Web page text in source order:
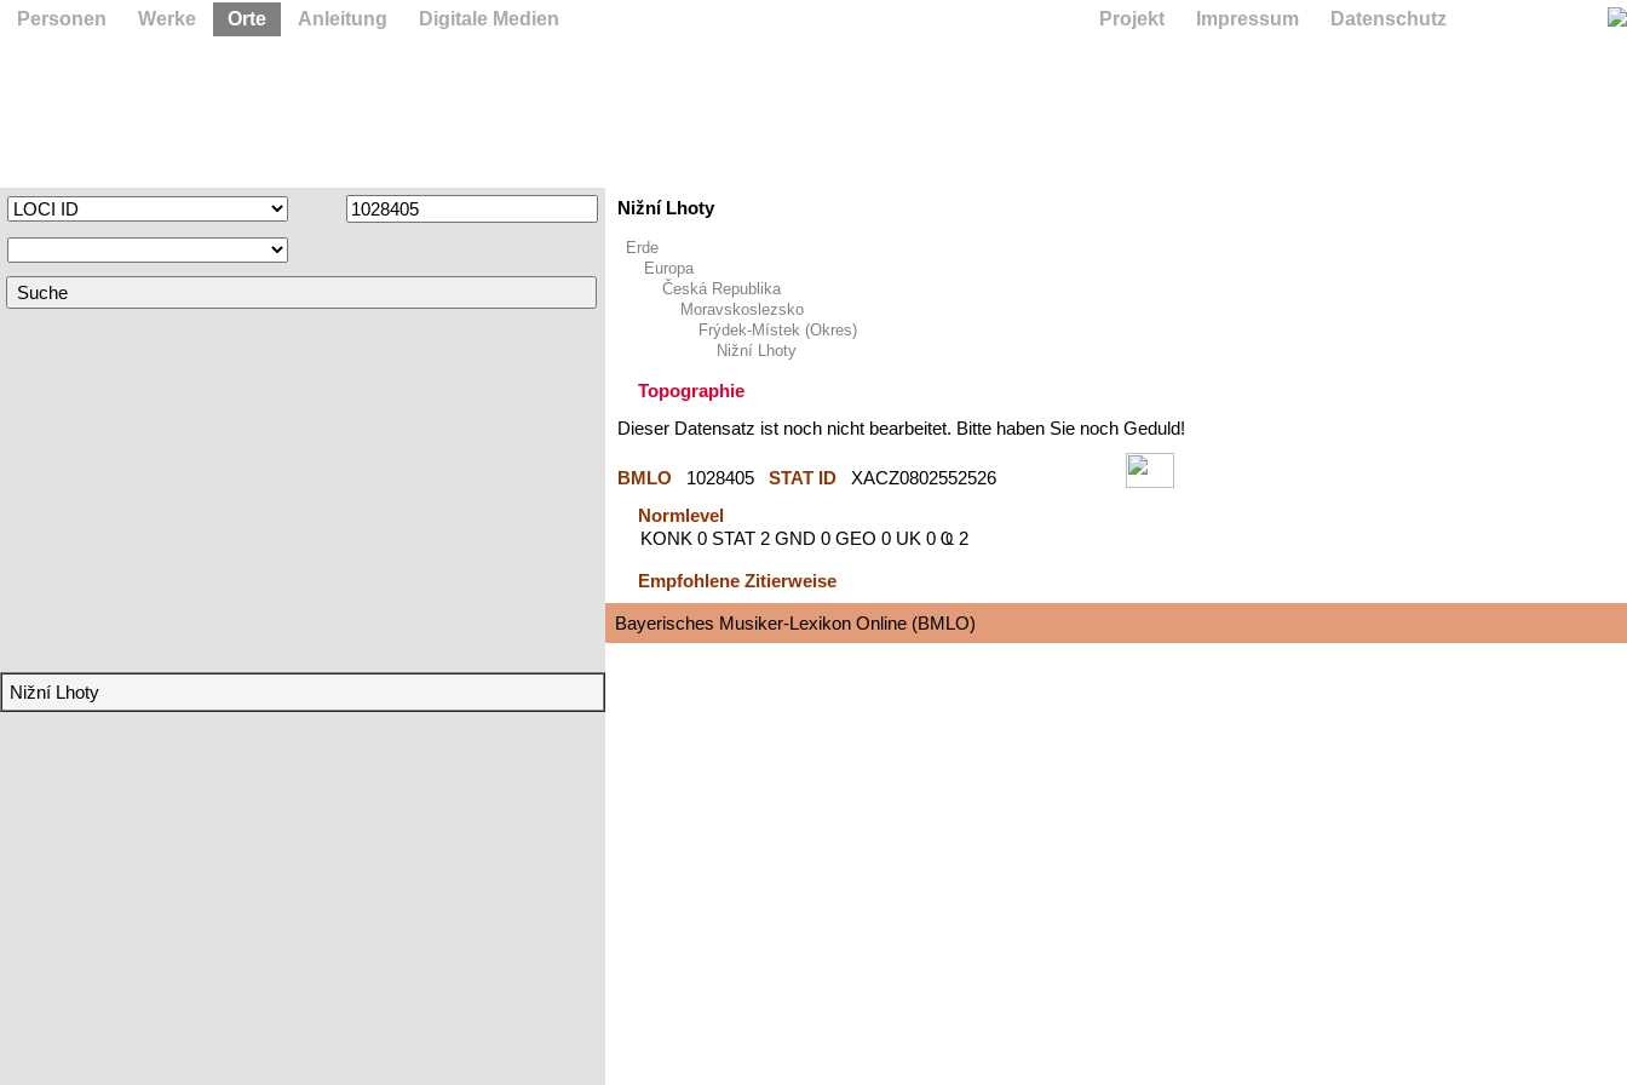
Nižní Lhoty
Nižní Lhoty
Erde
Europa
Česká Republika
Moravskoslezsko
Frýdek-Místek (Okres)
Nižní Lhoty
Topographie
Dieser Datensatz ist noch nicht bearbeitet. Bitte haben Sie noch Geduld!
BMLO 1028405 STAT ID
XACZ0802552526
Normlevel
KONK 0 STAT 2 GND 0 GEO 0 UK 0 Ҩ 2
Empfohlene Zitierweise
Bayerisches Musiker-Lexikon Online (BMLO)
Personen Werke Orte Anleitung Digitale Medien Projekt Impressum Datenschutz